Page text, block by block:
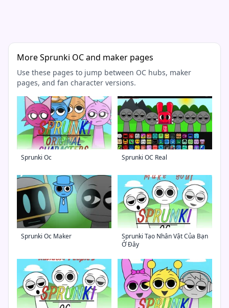
More Sprunki OC and maker pages
Use these pages to jump between OC hubs, maker
pages, and fan character versions.
Sprunki Oc Sprunki OC Real
Sprunki Oc Maker
Sprunki Tạo Nhân Vật Của Bạn
Ở Đây